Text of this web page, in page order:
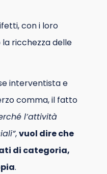
con i loro
ricchezza delle
interventista e
comma, il fatto
l’attività
,vuol dire che
di categoria,
.